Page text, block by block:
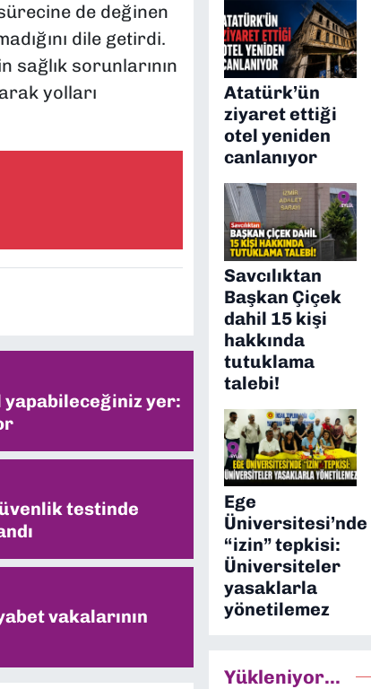
de değinen
dile getirdi.
sağlık sorunlarının
yolları
yapabileceğiniz yer:
testinde
vakalarının
Atatürk’ün
ziyaret ettiği
otel yeniden
canlanıyor
Savcılıktan
Başkan Çiçek
dahil 15 kişi
hakkında
tutuklama
talebi!
Ege
Üniversitesi’nde
“izin” tepkisi:
Üniversiteler
yasaklarla
yönetilemez
Yükleniyor...